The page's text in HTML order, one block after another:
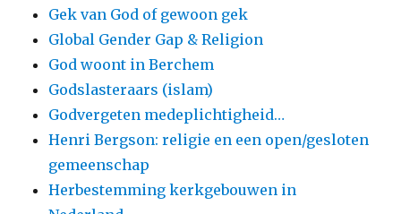
Gek van God of gewoon gek
Global Gender Gap & Religion
God woont in Berchem
Godslasteraars (islam)
Godvergeten medeplichtigheid…
Henri Bergson: religie en een open/gesloten
gemeenschap
Herbestemming kerkgebouwen in